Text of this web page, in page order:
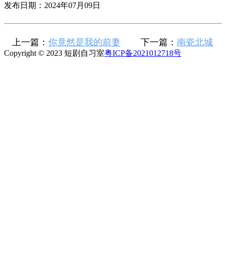
发布日期：2024年07月09日
上一篇： 你竟然是我的前妻 下一篇： 南瓷北城
Copyright © 2023 短剧自习室粤ICP备2021012718号